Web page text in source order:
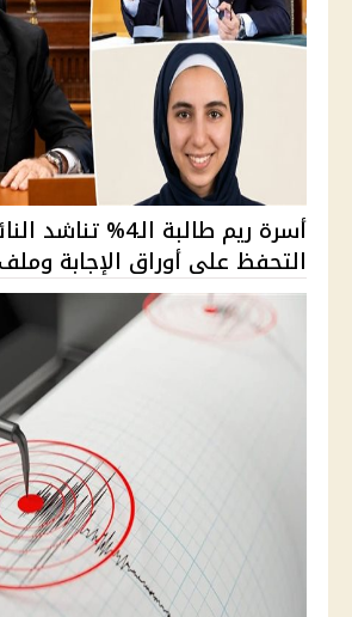
أسرة ريم طالبة الـ4%
التحفظ على أوراق الإجابة